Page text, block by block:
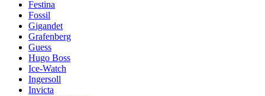
Festina
Fossil
Gigandet
Grafenberg
Guess
Hugo Boss
Ice-Watch
Ingersoll
Invicta